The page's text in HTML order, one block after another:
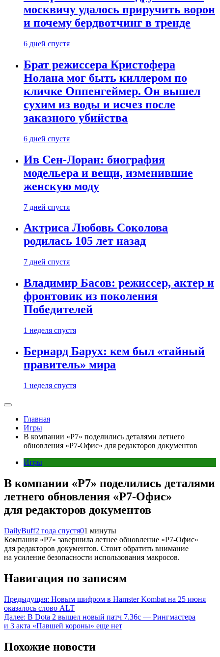
москвичу удалось приручить ворон
и почему бердвотчинг в тренде
6 дней спустя
Брат режиссера Кристофера
Нолана мог быть киллером по
кличке Оппенгеймер. Он вышел
сухим из воды и исчез после
заказного убийства
6 дней спустя
Ив Сен-Лоран: биография
модельера и вещи, изменившие
женскую моду
7 дней спустя
Актриса Любовь Соколова
родилась 105 лет назад
7 дней спустя
Владимир Басов: режиссер, актер и
фронтовик из поколения
Победителей
1 неделя спустя
Бернард Барух: кем был «тайный
правитель» мира
1 неделя спустя
Главная
Игры
В компании «Р7» поделились деталями летнего
обновления «Р7-Офис» для редакторов документов
Игры
В компании «Р7» поделились деталями
летнего обновления «Р7-Офис»
для редакторов документов
DailyBuff2 года спустя01 минуты
Компания «Р7» завершила летнее обновление «Р7-Офис»
для редакторов документов. Стоит обратить внимание
на усиление безопасности использования макросов.
Навигация по записям
Предыдущая: Новым шифром в Hamster Kombat на 25 июня
оказалось слово ALT
Далее: В Dota 2 вышел новый патч 7.36c — Рингмастера
и 3 акта «Павшей короны» еще нет
Похожие новости